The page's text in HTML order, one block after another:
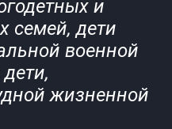
и
семей, дети
военной
жизненной